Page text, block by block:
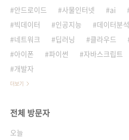
안드로이드
사물인터넷 ai
빅데이터
인공지능 데이터분석
네트워크
딥러닝 클라우드
아이폰
파이썬 자바스크립트
개발자
더보기
전체 방문자
오늘